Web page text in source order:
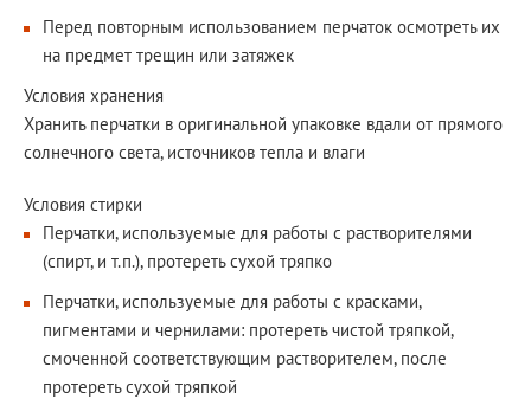
Перед повторным использованием перчаток осмотреть их
на предмет трещин или затяжек
Условия хранения
Хранить перчатки в оригинальной упаковке вдали от прямого
солнечного света, источников тепла и влаги
Условия стирки
Перчатки, используемые для работы с растворителями
(спирт, и т.п.), протереть сухой тряпко
Перчатки, используемые для работы с красками,
пигментами и чернилами: протереть чистой тряпкой,
смоченной соответствующим растворителем, после
протереть сухой тряпкой